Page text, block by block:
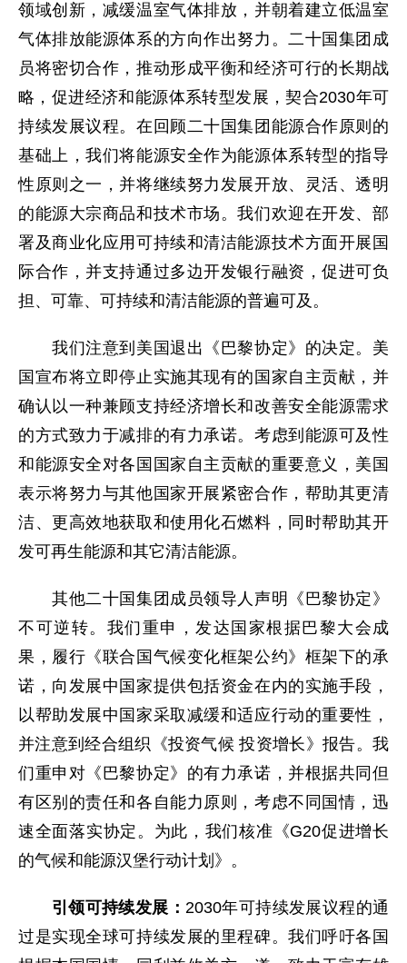
领域创新，减缓温室气体排放，并朝着建立低温室
气体排放能源体系的方向作出努力。二十国集团成
员将密切合作，推动形成平衡和经济可行的长期战
略，促进经济和能源体系转型发展，契合2030年可
持续发展议程。在回顾二十国集团能源合作原则的
基础上，我们将能源安全作为能源体系转型的指导
性原则之一，并将继续努力发展开放、灵活、透明
的能源大宗商品和技术市场。我们欢迎在开发、部
署及商业化应用可持续和清洁能源技术方面开展国
际合作，并支持通过多边开发银行融资，促进可负
担、可靠、可持续和清洁能源的普遍可及。
我们注意到美国退出《巴黎协定》的决定。美
国宣布将立即停止实施其现有的国家自主贡献，并
确认以一种兼顾支持经济增长和改善安全能源需求
的方式致力于减排的有力承诺。考虑到能源可及性
和能源安全对各国国家自主贡献的重要意义，美国
表示将努力与其他国家开展紧密合作，帮助其更清
洁、更高效地获取和使用化石燃料，同时帮助其开
发可再生能源和其它清洁能源。
其他二十国集团成员领导人声明《巴黎协定》
不可逆转。我们重申，发达国家根据巴黎大会成
果，履行《联合国气候变化框架公约》框架下的承
诺，向发展中国家提供包括资金在内的实施手段，
以帮助发展中国家采取减缓和适应行动的重要性，
并注意到经合组织《投资气候 投资增长》报告。我
们重申对《巴黎协定》的有力承诺，并根据共同但
有区别的责任和各自能力原则，考虑不同国情，迅
速全面落实协定。为此，我们核准《G20促进增长
的气候和能源汉堡行动计划》。
引领可持续发展：2030年可持续发展议程的通
过是实现全球可持续发展的里程碑。我们呼吁各国